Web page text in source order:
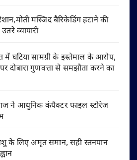
मस्जिद बैरिकेडिंग हटाने की
व्यापारी
घटिया सामग्री के इस्तेमाल के आरोप,
दोबारा गुणवत्ता से समझौता करने का
ने आधुनिक कंपैक्टर फाइल स्टोरेज
के लिए अमृत समान, सही स्तनपान